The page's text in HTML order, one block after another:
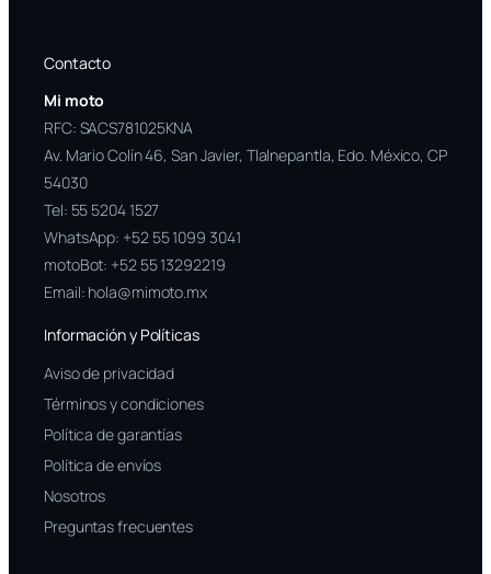
Contacto
Mi moto
RFC: SACS781025KNA
Av. Mario Colín 46, San Javier, Tlalnepantla, Edo. México, CP
54030
Tel: 55 5204 1527
WhatsApp: +52 55 1099 3041
motoBot: +52 55 13292219
Email: hola@mimoto.mx
Información y Políticas
Aviso de privacidad
Términos y condiciones
Política de garantías
Política de envíos
Nosotros
Preguntas frecuentes